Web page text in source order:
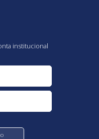
institucional